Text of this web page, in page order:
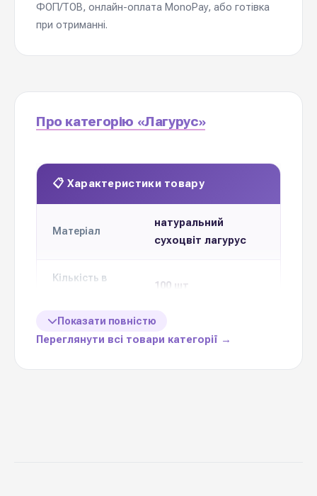
ФОП/ТОВ, онлайн-оплата MonoPay, або готівка
при отриманні.
Про категорію «Лагурус»
📋 Характеристики товару
Матеріал
натуральний
сухоцвіт лагурус
Кількість в
100 шт
1 упаковку
Показати повністю
Переглянути всі товари категорії →